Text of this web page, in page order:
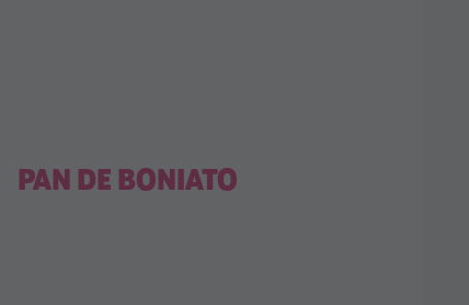
PAN DE BONIATO